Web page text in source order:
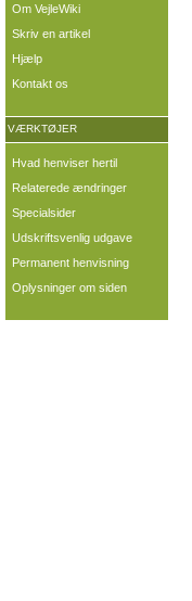
Om VejleWiki
Skriv en artikel
Hjælp
Kontakt os
VÆRKTØJER
Hvad henviser hertil
Relaterede ændringer
Specialsider
Udskriftsvenlig udgave
Permanent henvisning
Oplysninger om siden